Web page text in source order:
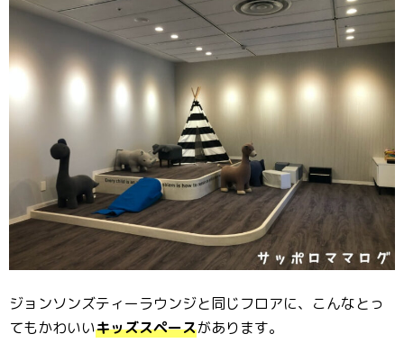
ジョンソンズティーラウンジと同じフロアに、こんなとっ
てもかわいいキッズスペースがあります。